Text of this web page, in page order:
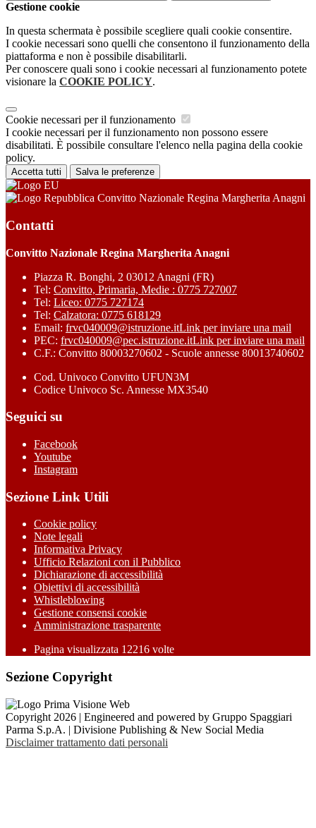
Gestione cookie
In questa schermata è possibile scegliere quali cookie consentire.
I cookie necessari sono quelli che consentono il funzionamento della
piattaforma e non è possibile disabilitarli.
Per conoscere quali sono i cookie necessari al funzionamento potete
visionare la COOKIE POLICY.
Cookie necessari per il funzionamento
I cookie necessari per il funzionamento non possono essere
disabilitati. È possibile consultare l'elenco nella pagina della cookie
policy.
Accetta tutti Salva le preferenze
Convitto Nazionale Regina Margherita Anagni
Contatti
Convitto Nazionale Regina Margherita Anagni
Piazza R. Bonghi, 2 03012 Anagni (FR)
Tel: Convitto, Primaria, Medie : 0775 727007
Tel: Liceo: 0775 727174
Tel: Calzatora: 0775 618129
Email: frvc040009@istruzione.itLink per inviare una mail
PEC: frvc040009@pec.istruzione.itLink per inviare una mail
C.F.: Convitto 80003270602 - Scuole annesse 80013740602
Cod. Univoco Convitto UFUN3M
Codice Univoco Sc. Annesse MX3540
Seguici su
Facebook
Youtube
Instagram
Sezione Link Utili
Cookie policy
Note legali
Informativa Privacy
Ufficio Relazioni con il Pubblico
Dichiarazione di accessibilità
Obiettivi di accessibilità
Whistleblowing
Gestione consensi cookie
Amministrazione trasparente
Pagina visualizzata 12216 volte
Sezione Copyright
Copyright 2026 | Engineered and powered by Gruppo Spaggiari
Parma S.p.A. | Divisione Publishing & New Social Media
Disclaimer trattamento dati personali